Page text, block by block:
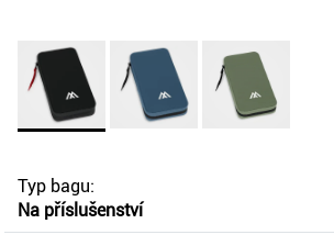
Typ bagu:
Na příslušenství